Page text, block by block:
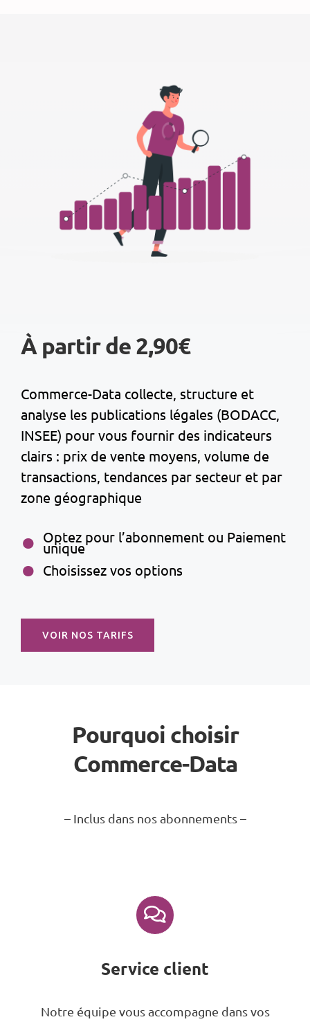
À partir de 2,90€
Commerce-Data collecte, structure et
analyse les publications légales (BODACC,
INSEE) pour vous fournir des indicateurs
clairs : prix de vente moyens, volume de
transactions, tendances par secteur et par
zone géographique
Optez pour l’abonnement ou Paiement
unique
Choisissez vos options
VOIR NOS TARIFS
Pourquoi choisir
Commerce-Data
– Inclus dans nos abonnements –
Service client
Notre équipe vous accompagne dans vos